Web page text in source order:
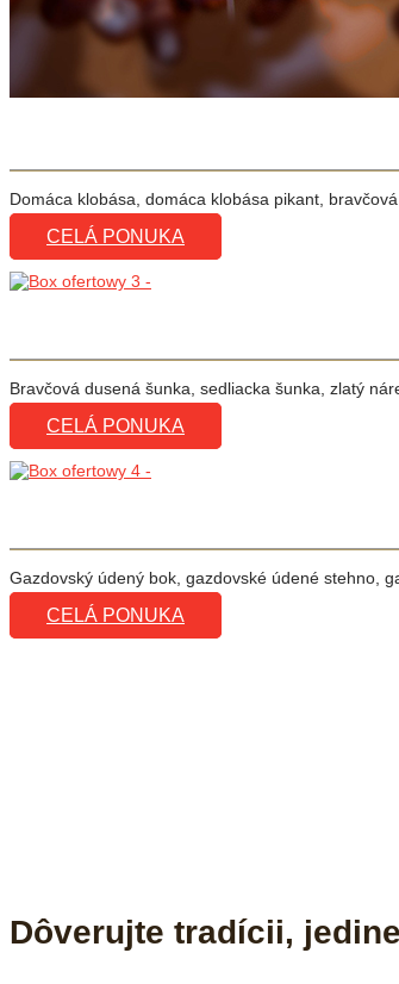
Domáca klobása, domáca klobása pikant,
CELÁ PONUKA
Bravčová dusená šunka, sedliacka šunka, zlatý
CELÁ PONUKA
Gazdovský údený bok, gazdovské údené stehno,
CELÁ PONUKA
Dôverujte tradícii,